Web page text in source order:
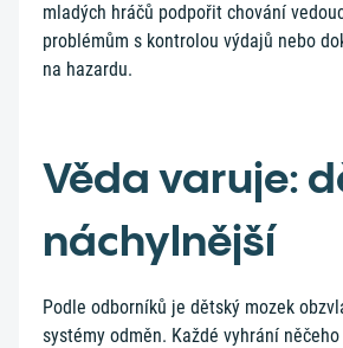
mladých hráčů podpořit chování
problémům s kontrolou výdajů nebo
na hazardu.
Věda varuje:
náchylnější
Podle odborníků je dětský mozek
systémy odměn. Každé vyhrání